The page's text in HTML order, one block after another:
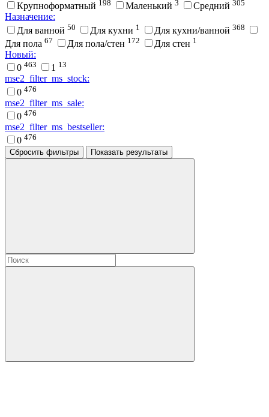
Крупноформатный 198 Маленький 3 Средний 305
Назначение:
Для ванной 50 Для кухни 1 Для кухни/ванной 368
Для пола 67 Для пола/стен 172 Для стен 1
Новый:
0 463 1 13
mse2_filter_ms_stock:
0 476
mse2_filter_ms_sale:
0 476
mse2_filter_ms_bestseller:
0 476
Сбросить фильтры
Показать результаты